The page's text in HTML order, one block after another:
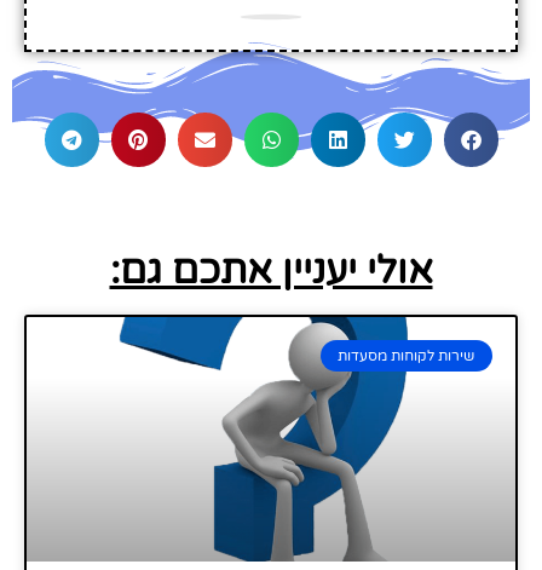
אולי יעניין אתכם גם:
שירות לקוחות מסעדות